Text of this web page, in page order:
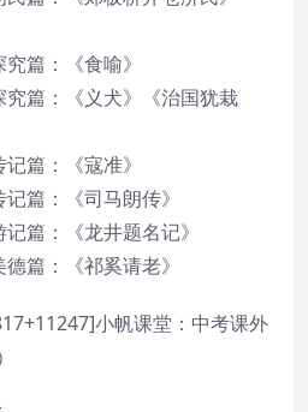
篇：《食喻》
篇：《义犬》《治国犹栽
篇：《寇准》
篇：《司马朗传》
篇：《龙井题名记》
篇：《祁奚请老》
小帆课堂：中考课外